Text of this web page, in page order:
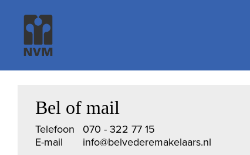
Bel of mail
Telefoon
070 - 322 77 15
E-mail
info@belvederemakelaars.nl